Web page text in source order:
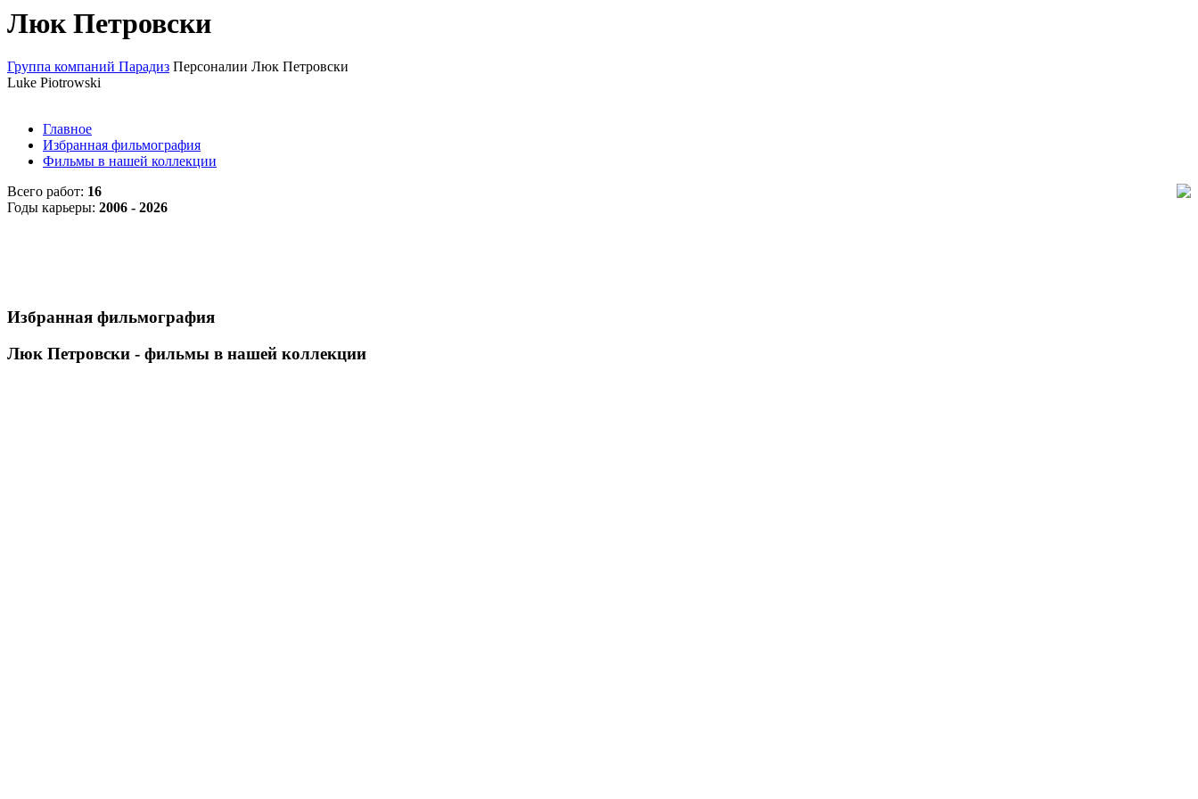
Люк Петровски
Группа компаний Парадиз Персоналии Люк Петровски
Luke Piotrowski
Главное
Избранная фильмография
Фильмы в нашей коллекции
Всего работ: 16
Годы карьеры: 2006 - 2026
Избранная фильмография
Люк Петровски - фильмы в нашей коллекции